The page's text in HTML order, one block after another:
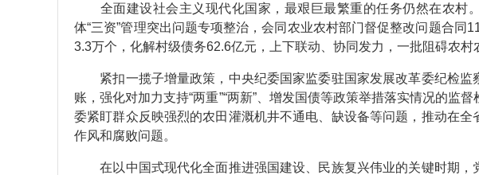
全面建设社会主义现代化国家，最艰巨最繁重的任务仍然在农村
体“三资”管理突出问题专项整治，会同农业农村部门督促整改问题合同
3.3万个，化解村级债务62.6亿元，上下联动、协同发力，一批阻碍农村
紧扣一揽子增量政策，中央纪委国家监委驻国家发展改革委纪检监
账，强化对加力支持“两重”“两新”、增发国债等政策举措落实情况的监
委紧盯群众反映强烈的农田灌溉机井不通电、缺设备等问题，推动在全
作风和腐败问题。
在以中国式现代化全面推进强国建设、民族复兴伟业的关键时期，